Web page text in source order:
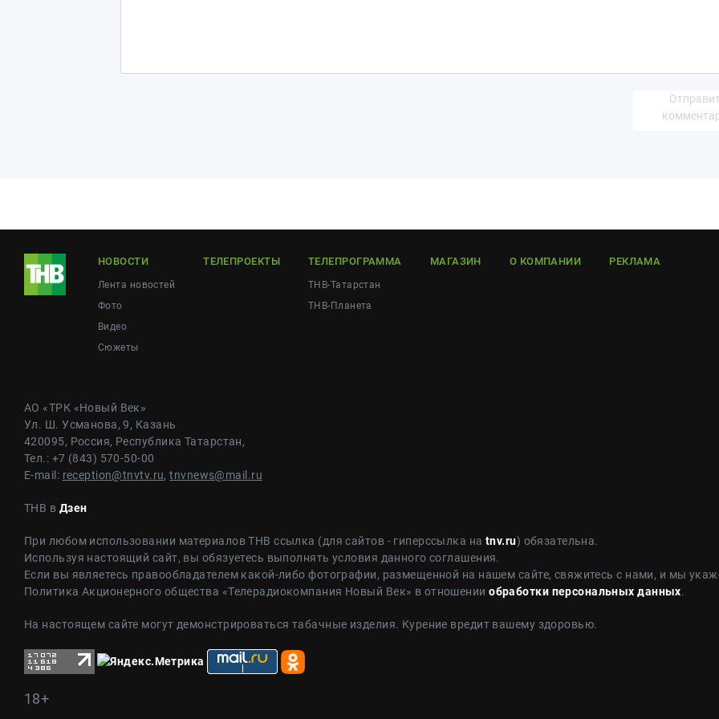
НОВОСТИ
Лента новостей
Фото
Видео
Сюжеты
ТЕЛЕПРОЕКТЫ ТЕЛЕПРОГРАММА
ТНВ-Татарстан
ТНВ-Планета
МАГАЗИН О КОМПАНИИ РЕКЛАМА
АО «ТРК «Новый Век»
Ул. Ш. Усманова, 9, Казань
420095, Россия, Республика Татарстан,
Тел.: +7 (843) 570-50-00
E-mail: reception@tnvtv.ru,tnvnews@mail.ru
ТНВ в Дзен
При любом использовании материалов ТНВ ссылка (для сайтов - гиперссылка на tnv.ru) обязательна.
Используя настоящий сайт, вы обязуетесь выполнять условия данного соглашения.
Если вы являетесь правообладателем какой-либо фотографии, размещенной на нашем сайте, свяжитесь с нами, и мы
Политика Акционерного общества «Телерадиокомпания Новый Век» в отношенииобработки персональных данных.
На настоящем сайте могут демонстрироваться табачные изделия. Курение вредит вашему здоровью.
18+